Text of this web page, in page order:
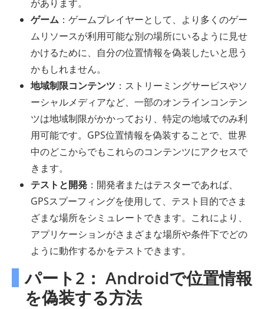
があります。
ゲーム ：ゲームプレイヤーとして、より多くのゲー
ムリソースが利用可能な別の場所にいるように見せ
かけるために、自分の位置情報を偽装したいと思う
かもしれません。
地域制限コンテンツ ：ストリーミングサービスやソ
ーシャルメディアなど、一部のオンラインコンテン
ツは地域制限がかかっており、特定の地域でのみ利
用可能です。GPS位置情報を偽装することで、世界
中のどこからでもこれらのコンテンツにアクセスで
きます。
テストと開発 ：開発者またはテスターであれば、
GPSスプーフィングを使用して、テスト目的でさま
ざまな場所をシミュレートできます。これにより、
アプリケーションがさまざまな場所や条件下でどの
ように動作するかをテストできます。
パート2： Androidで位置情報
を偽装する方法